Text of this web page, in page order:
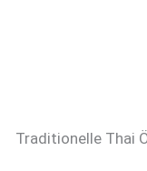
Traditionelle Thai